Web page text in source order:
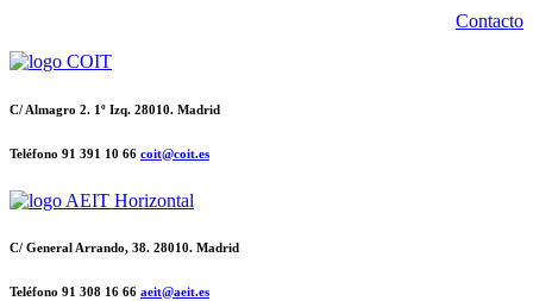
Contacto
C/ Almagro 2. 1º Izq. 28010. Madrid
Teléfono 91 391 10 66 coit@coit.es
C/ General Arrando, 38. 28010. Madrid
Teléfono 91 308 16 66 aeit@aeit.es